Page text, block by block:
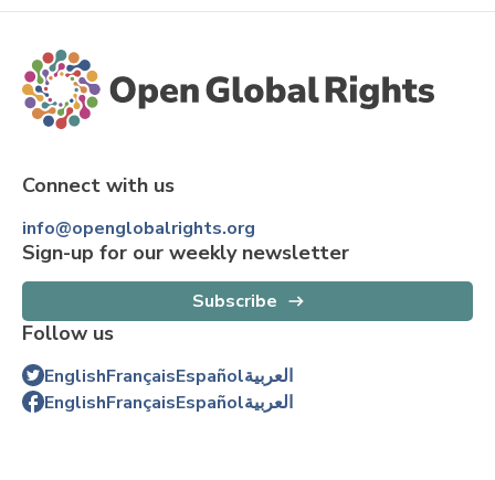
Connect with us
info@openglobalrights.org
Sign-up for our weekly newsletter
Subscribe
Follow us
EnglishFrançaisEspañolالعربية
EnglishFrançaisEspañolالعربية